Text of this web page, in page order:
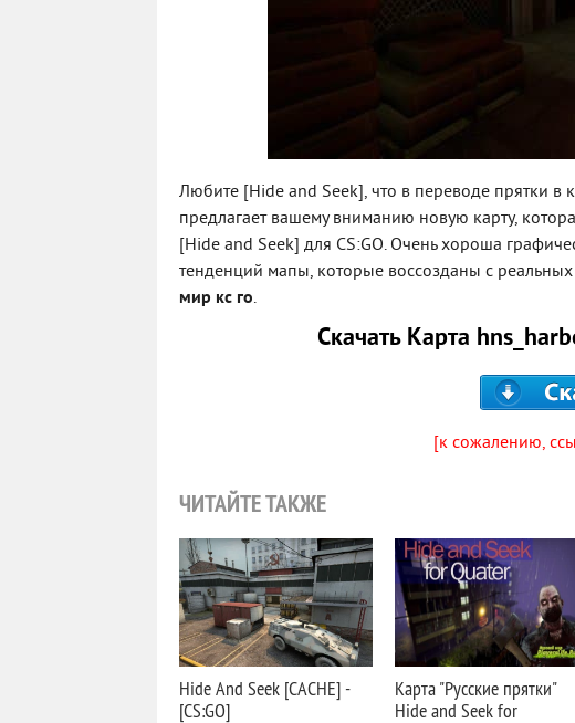
Любите [Hide and Seek], что в переводе прятки в
предлагает вашему вниманию новую карту,
[Hide and Seek] для CS:GO. Очень хороша
тенденций мапы, которые воссозданы с
мир кс го.
Скачать Карта
[к сожалению,
ЧИТАЙТЕ ТАКЖЕ
Hide And Seek [CACHE] -
[CS:GO]
Карта "Русские прятки"
Hide and Seek for